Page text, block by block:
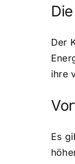
Der
ihre
Es